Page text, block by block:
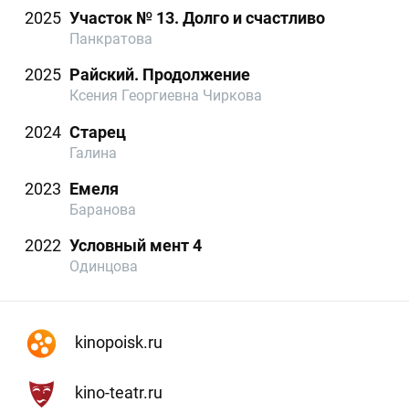
2025 Участок № 13. Долго и счастливо
Панкратова
2025 Райский. Продолжение
Ксения Георгиевна Чиркова
2024 Старец
Галина
2023 Емеля
Баранова
2022 Условный мент 4
Одинцова
kinopoisk.ru
kino-teatr.ru